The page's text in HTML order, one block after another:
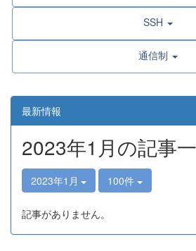
SSH
通信制
最新情報
2023年1月の記事
2023年1月 100件
記事がありません。